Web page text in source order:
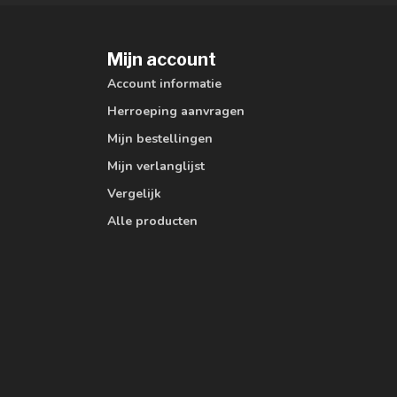
Mijn account
Account informatie
Herroeping aanvragen
Mijn bestellingen
Mijn verlanglijst
Vergelijk
Alle producten